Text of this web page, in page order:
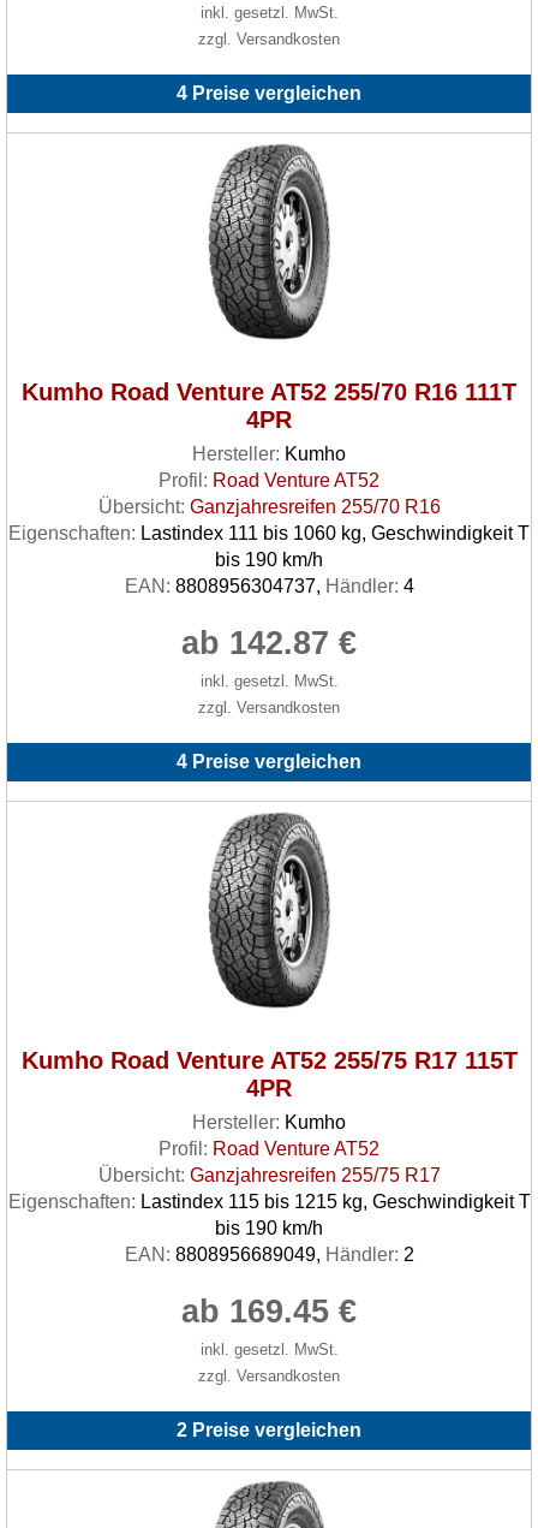
inkl. gesetzl. MwSt.
zzgl. Versandkosten
4 Preise vergleichen
Kumho Road Venture AT52 255/70 R16 111T
4PR
Hersteller: Kumho
Profil: Road Venture AT52
Übersicht: Ganzjahresreifen 255/70 R16
Eigenschaften: Lastindex 111 bis 1060 kg, Geschwindigkeit T
bis 190 km/h
EAN: 8808956304737, Händler: 4
ab 142.87 €
inkl. gesetzl. MwSt.
zzgl. Versandkosten
4 Preise vergleichen
Kumho Road Venture AT52 255/75 R17 115T
4PR
Hersteller: Kumho
Profil: Road Venture AT52
Übersicht: Ganzjahresreifen 255/75 R17
Eigenschaften: Lastindex 115 bis 1215 kg, Geschwindigkeit T
bis 190 km/h
EAN: 8808956689049, Händler: 2
ab 169.45 €
inkl. gesetzl. MwSt.
zzgl. Versandkosten
2 Preise vergleichen